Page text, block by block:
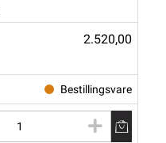
2.520,00
Bestillingsvare